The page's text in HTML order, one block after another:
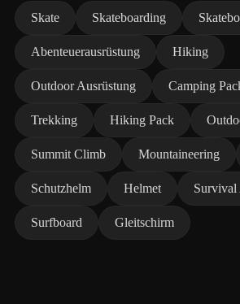
Skate Skateboarding
Abenteuerausrüstung Hiking
Outdoor Ausrüstung Camping
Trekking Hiking Pack
Summit Climb Mountaineering
Schutzhelm Helmet Survival
Surfboard Gleitschirm